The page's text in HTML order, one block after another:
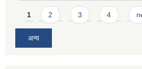
Pages
1 2 3 4
अन्य